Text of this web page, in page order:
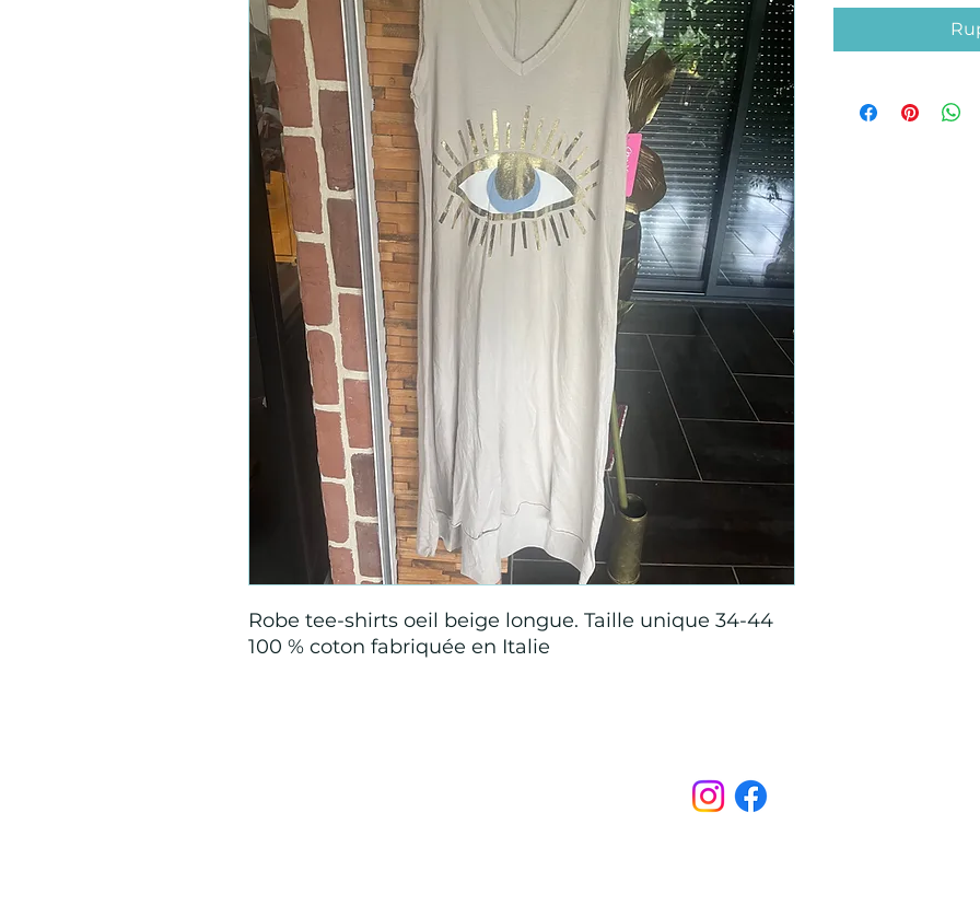
Robe tee-shirts oeil beige longue. Taille unique 34-44
100 % coton fabriquée en Italie